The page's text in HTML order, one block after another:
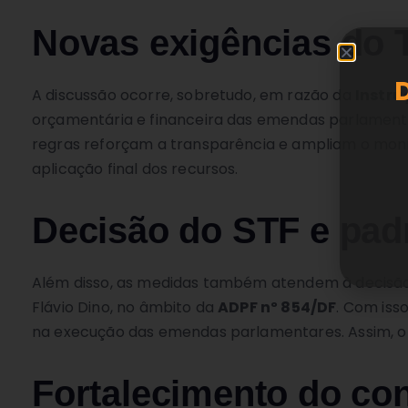
Novas exigências do
A discussão ocorre, sobretudo, em razão da
orçamentária e financeira das emendas
regras reforçam a transparência e ampliam o
aplicação final dos recursos.
Decisão do STF e
Além disso, as medidas também atendem à
Flávio Dino, no âmbito da ADPF nº 854/DF. Com
na execução das emendas parlamentares.
Fortalecimento do